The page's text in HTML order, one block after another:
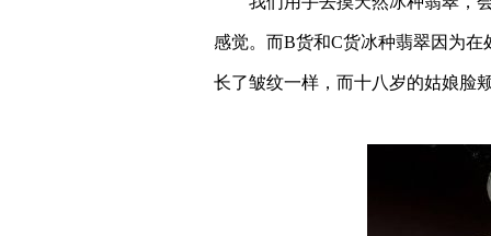
感觉。而B货和C货冰种翡翠因为
长了皱纹一样，而十八岁的姑娘脸